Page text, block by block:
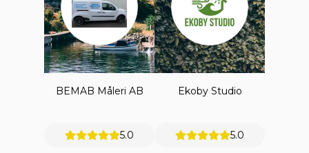
BEMAB Måleri AB
5.0
Ekoby Studio
5.0